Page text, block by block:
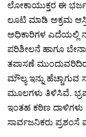
ಲೋಕಾಯುಕ್ತರ ಈ
ಲೂಟಿ ಮಾಡಿ ಅಕ್ರಮ ಆಸ್ತಿ
ಅಧಿಕಾರಿಗಳ ಎದೆಯಲ್ಲಿ
ಪರಿಶೀಲನೆ ಹಾಗೂ
ತಪಾಸಣೆ
ಮೌಲ್ಯ ಇನ್ನು
ಮೂಲಗಳು ತಿಳಿಸಿವೆ.
ಇಂತಹ ಕಠಿಣ
ಸಾರ್ವಜನಿಕರು ಪ್ರಶಂಸೆ